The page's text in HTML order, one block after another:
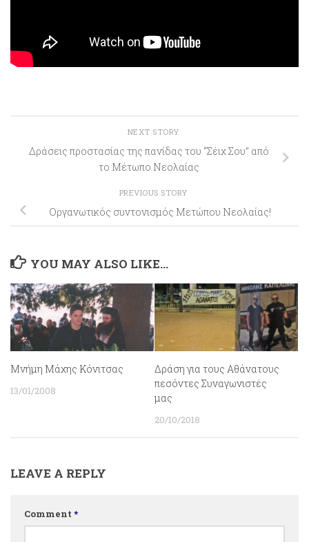
NEXT STORY
Δράσεις προστασίας της πανίδας του “Σέιχ Σου” από
το Μέτωπο Νεολαίας
PREVIOUS STORY
Οργανωτικός συντονισμός Μετώπου Νεολαίας!
YOU MAY ALSO LIKE...
Μνήμη Μάχης Κόνιτσας
13/01/2008
Δράση για τους Aθάνατους
πεσόντες Συναγωνιστές
μας
20/10/2018
LEAVE A REPLY
Comment *